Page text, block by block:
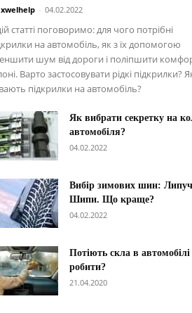
- 04.02.2022
статті поговоримо: для чого потрібні
на автомобіль, як з їх допомогою
шум від дороги і поліпшити
Варто застосовувати рідкі підкрилки?
підкрилки на автомобіль?
Як вибрати секретку на
автомобіля?
04.02.2022
Вибір зимових шин:
Шипи. Що краще?
04.02.2022
Потіють скла в
робити?
21.04.2020